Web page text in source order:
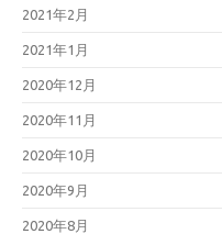
2021年2月
2021年1月
2020年12月
2020年11月
2020年10月
2020年9月
2020年8月